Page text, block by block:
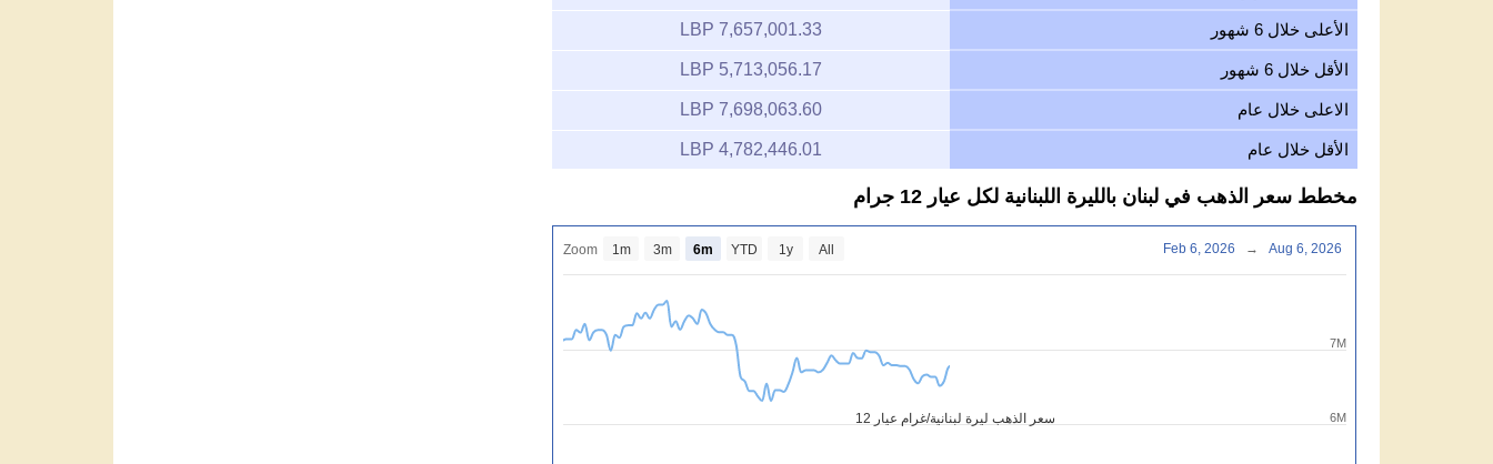
الأعلى خلال 6 شهور 7,657,001.33 LBP
الأقل خلال 6 شهور 5,713,056.17 LBP
الاعلى خلال عام 7,698,063.60 LBP
الأقل خلال عام 4,782,446.01 LBP
مخطط سعر الذهب في لبنان بالليرة اللبنانية لكل عيار 12 جرام
سعر الذهب ليرة لبنانية/غرام عيار 12 6M
7M
Zoom 1m 3m 6m YTD 1y All Feb 6, 2026 → Aug 6, 2026